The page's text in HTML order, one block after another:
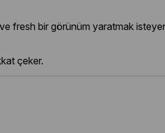
fresh bir görünüm yaratmak
çeker.